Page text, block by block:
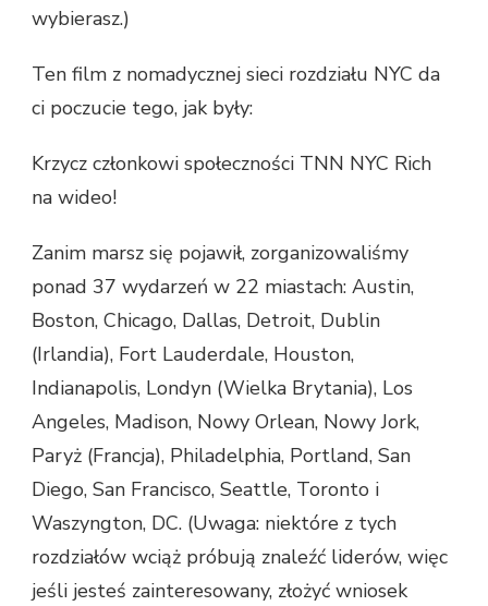
wybierasz.)
Ten film z nomadycznej sieci rozdziału NYC da
ci poczucie tego, jak były:
Krzycz członkowi społeczności TNN NYC Rich
na wideo!
Zanim marsz się pojawił, zorganizowaliśmy
ponad 37 wydarzeń w 22 miastach: Austin,
Boston, Chicago, Dallas, Detroit, Dublin
(Irlandia), Fort Lauderdale, Houston,
Indianapolis, Londyn (Wielka Brytania), Los
Angeles, Madison, Nowy Orlean, Nowy Jork,
Paryż (Francja), Philadelphia, Portland, San
Diego, San Francisco, Seattle, Toronto i
Waszyngton, DC. (Uwaga: niektóre z tych
rozdziałów wciąż próbują znaleźć liderów, więc
jeśli jesteś zainteresowany, złożyć wniosek